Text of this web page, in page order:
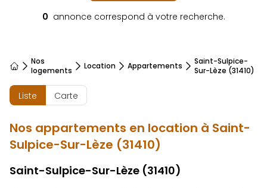
0 annonce correspond à votre recherche.
Accueil
Nos
logements
Location Appartements
Saint-Sulpice-
Sur-Lèze (31410)
Liste Carte
Nos appartements en location à Saint-
Sulpice-Sur-Lèze (31410)
Saint-Sulpice-Sur-Lèze (31410)